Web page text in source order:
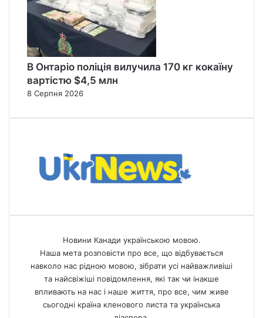
В Онтаріо поліція вилучила 170 кг кокаїну
вартістю $4,5 млн
8 Серпня 2026
Новини Канади українською мовою.
Наша мета розповісти про все, що відбувається
навколо нас рідною мовою, зібрати усі найважливіші
та найсвіжіші повідомлення, які так чи інакше
впливають на нас і наше життя, про все, чим живе
сьогодні країна кленового листа та українська